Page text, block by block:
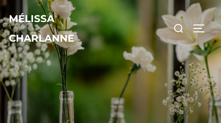
MÉLISSA
CHARLANNE